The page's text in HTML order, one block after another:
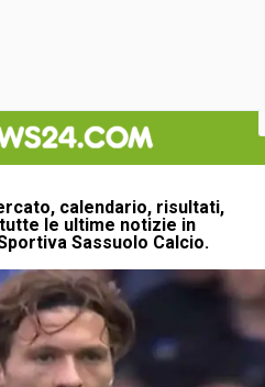
calendario, risultati,
le ultime notizie in
Sassuolo Calcio.